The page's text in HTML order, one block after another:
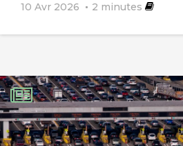
10 Avr 2026 2 minutes